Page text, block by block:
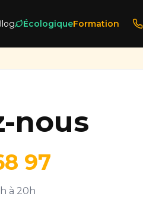
ÉcologiqueFormation
nous
97
à 20h